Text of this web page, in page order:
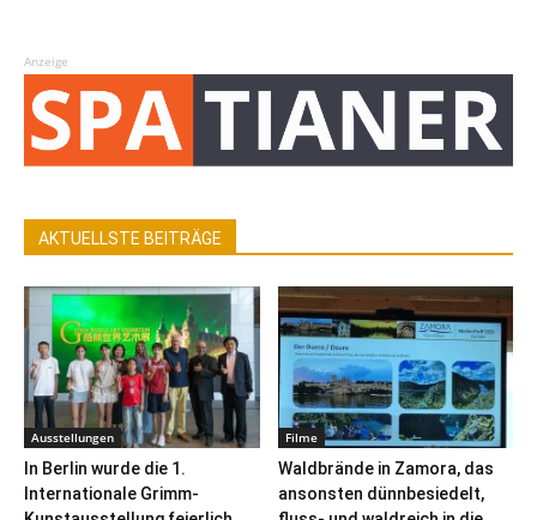
Anzeige
AKTUELLSTE BEITRÄGE
Ausstellungen
In Berlin wurde die 1.
Internationale Grimm-
Filme
Waldbrände in Zamora, das
ansonsten dünnbesiedelt,